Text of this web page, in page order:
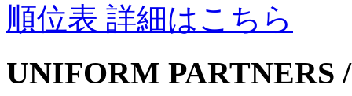
順位表 詳細はこちら
UNIFORM PARTNERS